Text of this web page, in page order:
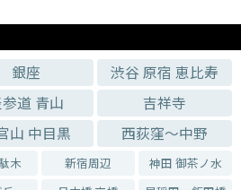
銀座
渋谷 原宿 恵比寿
道 青山
吉祥寺
山 中目黒
西荻窪～中野
木 新宿周辺
神田 御茶ノ水